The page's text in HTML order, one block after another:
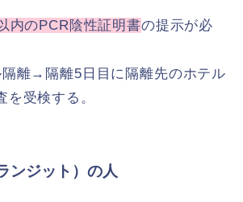
内のPCR陰性証明書の提示が必
隔離→隔離5日目に隔離先のホテル
を受検する。
ンジット）の人